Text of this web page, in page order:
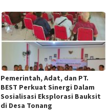
Pemerintah, Adat, dan PT.
BEST Perkuat Sinergi Dalam
Sosialisasi Eksplorasi Bauksit
di Desa Tonang